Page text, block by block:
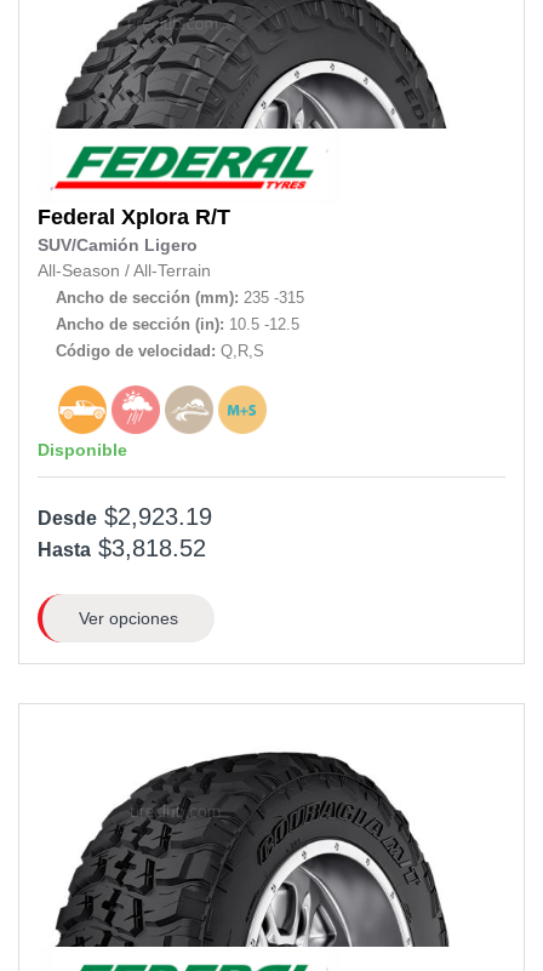
Federal Xplora R/T
SUV/Camión Ligero
All-Season / All-Terrain
Ancho de sección (mm): 235 -315
Ancho de sección (in): 10.5 -12.5
Código de velocidad: Q,R,S
Disponible
Desde $2,923.19
Hasta $3,818.52
Ver opciones